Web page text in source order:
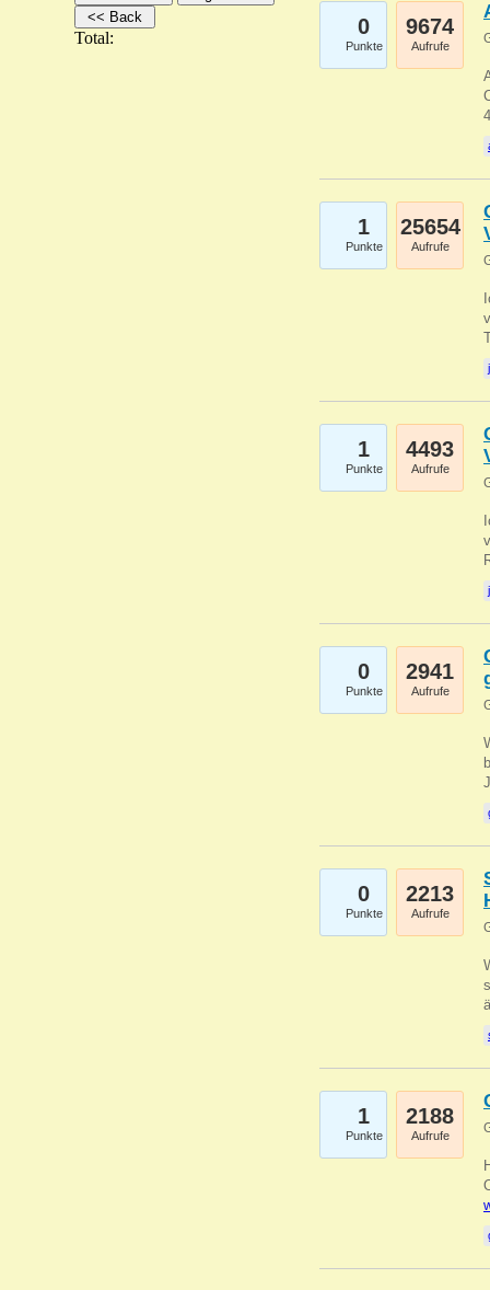
Total: 0
Punkte
9674
Aufrufe
1
Punkte
25654
Aufrufe
1
Punkte
4493
Aufrufe
0
Punkte
2941
Aufrufe
0
Punkte
2213
Aufrufe
1
Punkte
2188
Aufrufe